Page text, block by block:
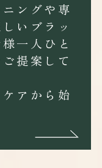
ングや専
いブラッ
一人ひと
提案して
アから始